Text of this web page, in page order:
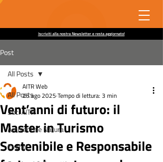
Iscriviti alla nostra Newsletter e resta aggiornato!
Post
All Posts
Soci AITR
Ambiente e Natura
Eventi
All Posts
Vent’anni di futuro: il
Master in Turismo
Sostenibile e Responsabile
AITR Web
25 ago 2025 Tempo di lettura: 3 min